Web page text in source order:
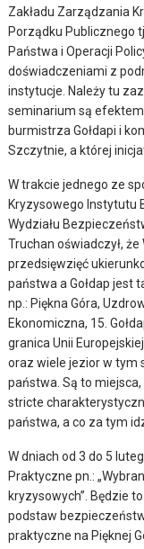
Zakładu Zarządzania
Porządku Publicznego
Państwa i Operacji
doświadczeniami z
instytucje. Należy tu
seminarium są
burmistrza Gołdapi i
Szczytnie, a której
W trakcie jednego ze
Kryzysowego Instytutu
Wydziału
Truchan oświadczył,
przedsięwzięć
państwa a Gołdap jest
np.: Piękna Góra,
Ekonomiczna, 15.
granica Unii
oraz wiele jezior w tym
państwa. Są to
stricte
państwa, a co za tym
W dniach od 3 do 5
Praktyczne pn.:
kryzysowych”. Będzie
podstaw
praktyczne na Pięknej